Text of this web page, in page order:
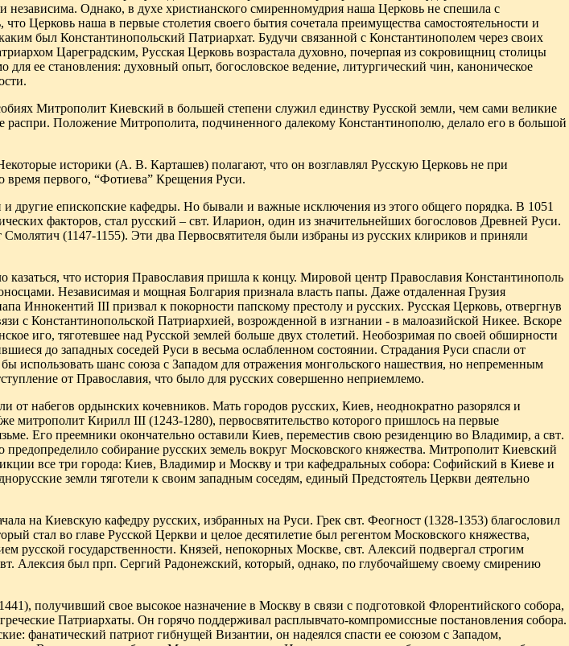
независима. Однако, в духе христианского смиренномудрия наша Церковь не спешила с
Церковь наша в первые столетия своего бытия сочетала преимущества самостоятельности и
был Константинопольский Патриархат. Будучи связанной с Константинополем через своих
Цареградским, Русская Церковь возрастала духовно, почерпая из сокровищниц столицы
для ее становления: духовный опыт, богословское ведение, литургический чин, каноническое
Митрополит Киевский в большей степени служил единству Русской земли, чем сами великие
распри. Положение Митрополита, подчиненного далекому Константинополю, делало его в большой
историки (А. В. Карташев) полагают, что он возглавлял Русскую Церковь не при
время первого, “Фотиева” Крещения Руси.
другие епископские кафедры. Но бывали и важные исключения из этого общего порядка. В 1051
факторов, стал русский – свт. Иларион, один из значительнейших богословов Древней Руси.
(1147-1155). Эти два Первосвятителя были избраны из русских клириков и приняли
что история Православия пришла к концу. Мировой центр Православия Константинополь
Независимая и мощная Болгария признала власть папы. Даже отдаленная Грузия
Иннокентий III призвал к покорности папскому престолу и русских. Русская Церковь, отвергнув
с Константинопольской Патриархией, возрожденной в изгнании - в малоазийской Никее. Вскоре
иго, тяготевшее над Русской землей больше двух столетий. Необозримая по своей обширности
до западных соседей Руси в весьма ослабленном состоянии. Страдания Руси спасли от
использовать шанс союза с Западом для отражения монгольского нашествия, но непременным
от Православия, что было для русских совершенно неприемлемо.
набегов ордынских кочевников. Мать городов русских, Киев, неоднократно разорялся и
митрополит Кирилл III (1243-1280), первосвятительство которого пришлось на первые
Его преемники окончательно оставили Киев, переместив свою резиденцию во Владимир, а свт.
собирание русских земель вокруг Московского княжества. Митрополит Киевский
все три города: Киев, Владимир и Москву и три кафедральных собора: Софийский в Киеве и
земли тяготели к своим западным соседям, единый Предстоятель Церкви деятельно
на Киевскую кафедру русских, избранных на Руси. Грек свт. Феогност (1328-1353) благословил
стал во главе Русской Церкви и целое десятилетие был регентом Московского княжества,
русской государственности. Князей, непокорных Москве, свт. Алексий подвергал строгим
Алексия был прп. Сергий Радонежский, который, однако, по глубочайшему своему смирению
получивший свое высокое назначение в Москву в связи с подготовкой Флорентийского собора,
Патриархаты. Он горячо поддерживал расплывчато-компромиссные постановления собора.
фанатический патриот гибнущей Византии, он надеялся спасти ее союзом с Западом,